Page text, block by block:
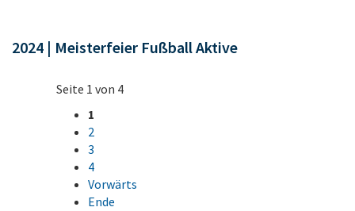
2024 | Meisterfeier Fußball Aktive
Seite 1 von 4
1
2
3
4
Vorwärts
Ende